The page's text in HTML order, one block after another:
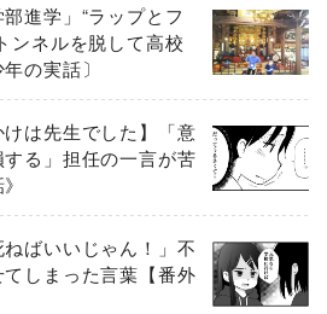
部進学」“ラップとフ
ンネルを脱して高校
の実話〕
けは先生でした】「意
る」担任の一言が苦
ねばいいじゃん！」不
しまった言葉【番外